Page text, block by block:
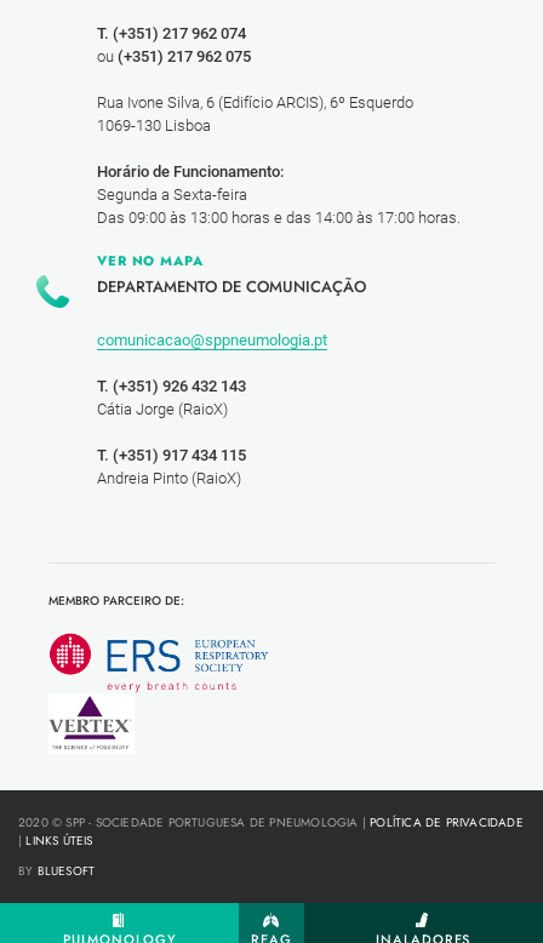
T. (+351) 217 962 074
ou (+351) 217 962 075
Rua Ivone Silva, 6 (Edifício ARCIS), 6º Esquerdo
1069-130 Lisboa
Horário de Funcionamento:
Segunda a Sexta-feira
Das 09:00 às 13:00 horas e das 14:00 às 17:00 horas.
VER NO MAPA
DEPARTAMENTO DE COMUNICAÇÃO
comunicacao@sppneumologia.pt
T. (+351) 926 432 143
Cátia Jorge (RaioX)
T. (+351) 917 434 115
Andreia Pinto (RaioX)
MEMBRO PARCEIRO DE:
2020 © SPP - SOCIEDADE PORTUGUESA DE PNEUMOLOGIA |POLÍTICA DE PRIVACIDADE
|LINKS ÚTEIS
BY BLUESOFT